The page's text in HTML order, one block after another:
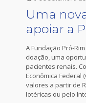
Uma
apoiar a
A Fundação Pró-
doação, uma
pacientes renais.
Econômica Federal
valores a partir de
lotéricas ou pelo